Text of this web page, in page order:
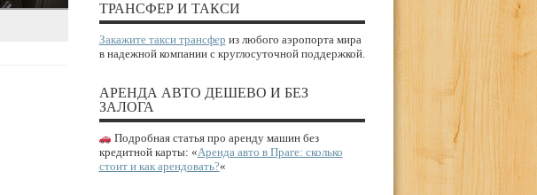
ТРАНСФЕР И ТАКСИ
Закажите такси трансфер из любого аэропорта мира
в надежной компании с круглосуточной поддержкой.
АРЕНДА АВТО ДЕШЕВО И БЕЗ
ЗАЛОГА
Подробная статья про аренду машин без
кредитной карты: «Аренда авто в Праге: сколько
стоит и как арендовать?«